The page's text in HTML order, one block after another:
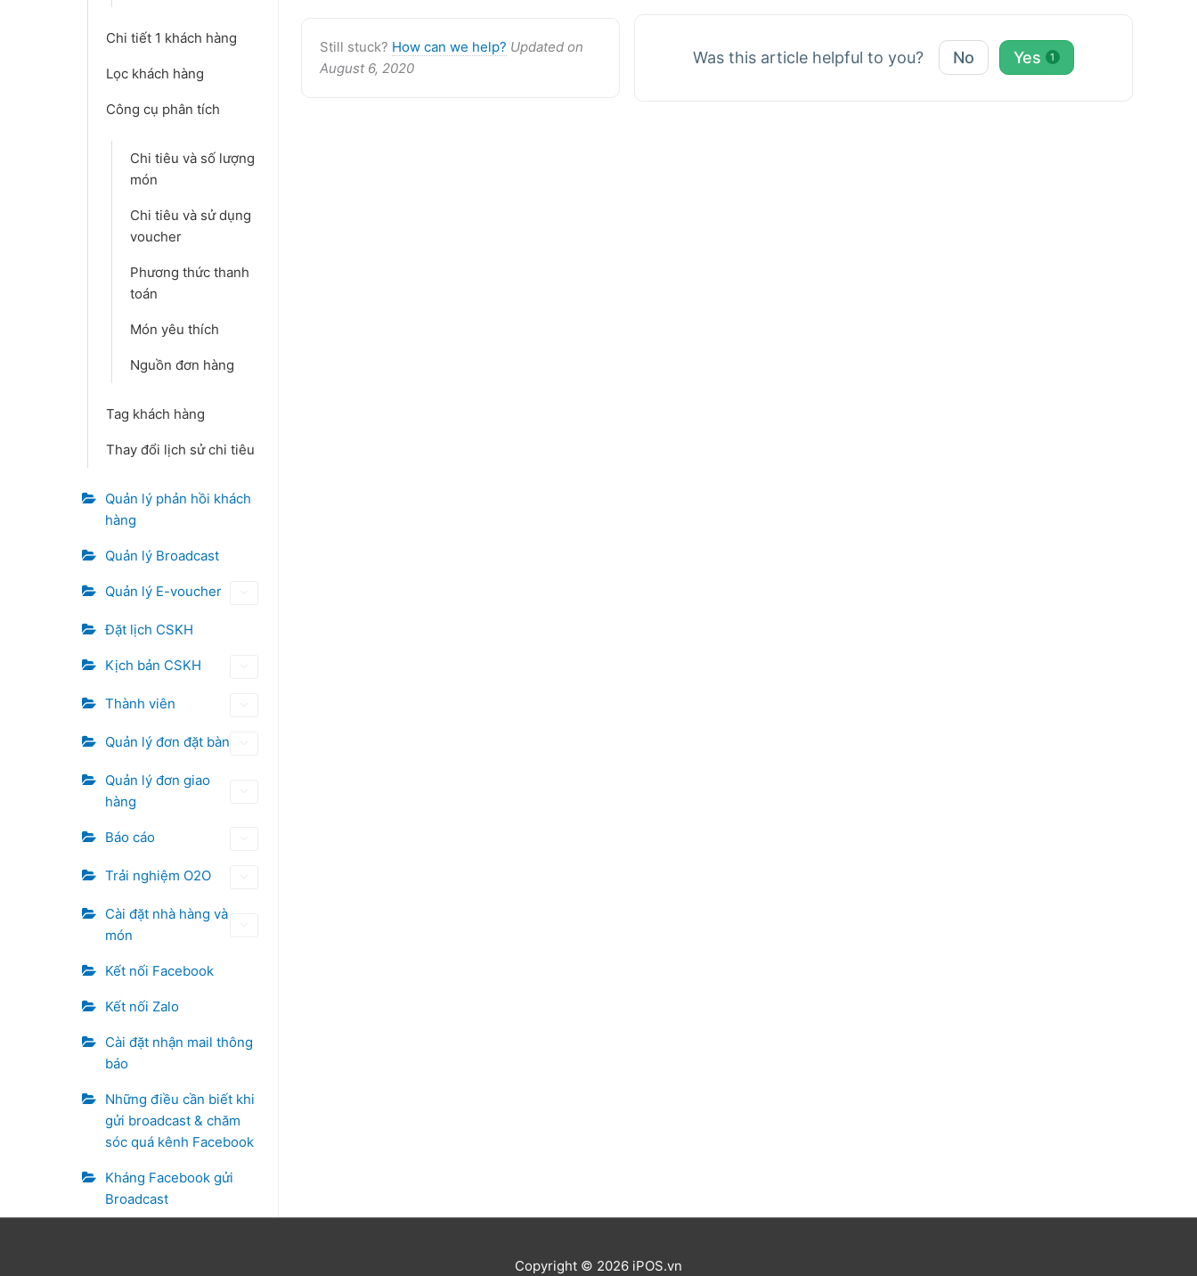
Chi tiết 1 khách hàng
Lọc khách hàng
Công cụ phân tích
Chi tiêu và số lượng
món
Chi tiêu và sử dụng
voucher
Phương thức thanh
toán
Món yêu thích
Nguồn đơn hàng
Tag khách hàng
Thay đổi lịch sử chi tiêu
Quản lý phản hồi khách
hàng
Quản lý Broadcast
Quản lý E-voucher
Đặt lịch CSKH
Kịch bản CSKH
Thành viên
Quản lý đơn đặt bàn
Quản lý đơn giao
hàng
Báo cáo
Trải nghiệm O2O
Cài đặt nhà hàng và
món
Kết nối Facebook
Kết nối Zalo
Cài đặt nhận mail thông
báo
Những điều cần biết khi
gửi broadcast & chăm
sóc quá kênh Facebook
Kháng Facebook gửi
Broadcast
Still stuck? How can we help? Updated on
August 6, 2020
Was this article helpful to you? No Yes 1
Copyright © 2026 iPOS.vn